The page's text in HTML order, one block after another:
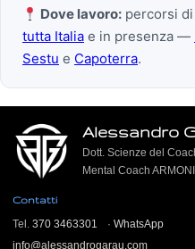
Dove lavoro: percorsi
tutta Italia e in presenza —
Sestu e Capoterra.
Alessandro
Dott. Scienze del
Mental Coach
Contatti
Tel. 370 3463301 · WhatsApp
info@alessandrogarau.com